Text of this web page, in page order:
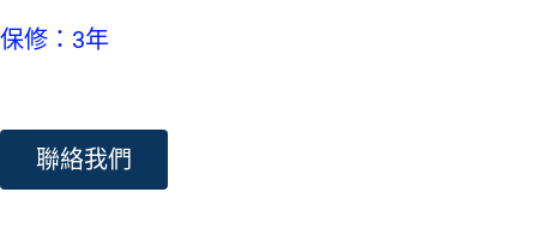
保修：3年
聯絡我們